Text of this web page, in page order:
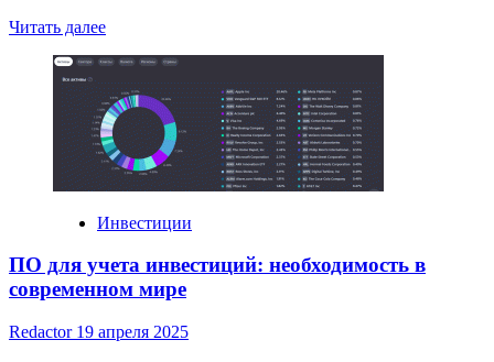
Читать далееRead
about
Роль
и
услуги
агентств
по
привлечению
Инвестиции
ПО для учета инвестиций: необходимость в
современном мире
Redactor 19 апреля 2025